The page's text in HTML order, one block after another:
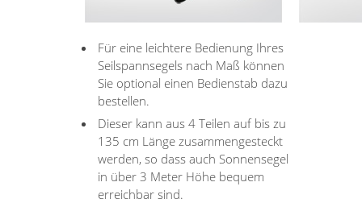
Für eine leichtere Bedienung Ihres
Seilspannsegels nach Maß können
Sie optional einen Bedienstab dazu
bestellen.
Dieser kann aus 4 Teilen auf bis zu
135 cm Länge zusammengesteckt
werden, so dass auch Sonnensegel
in über 3 Meter Höhe bequem
erreichbar sind.